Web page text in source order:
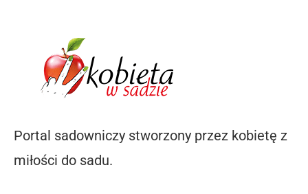
Portal sadowniczy stworzony przez kobietę z
miłości do sadu.